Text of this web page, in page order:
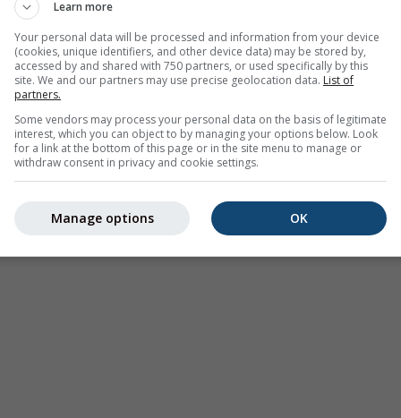
ungewöhnlich warm (rote Bereiche) oder kalt (blaue
beobachteten tatsächlichen Temperaturen von
für Teufelsmühle
Learn more
Your personal data will be processed and information from your device
(cookies, unique identifiers, and other device data) may be stored by,
accessed by and shared with 750 partners, or used specifically by this
site. We and our partners may use precise geolocation data. List of
partners.
Some vendors may process your personal data on the basis of legitimate
interest, which you can object to by managing your options below. Look
for a link at the bottom of this page or in the site menu to manage or
withdraw consent in privacy and cookie settings.
OK
Manage options